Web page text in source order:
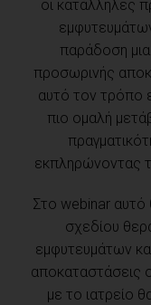
οι κατάλληλες
παράδοση
προσωρινής
αυτό τον τρόπο
πιο ομαλή
εκπληρώνοντας
Στο webinar αυτό
σχεδίου
εμφυτευμάτων
αποκαταστάσεις
με το ιατρείο